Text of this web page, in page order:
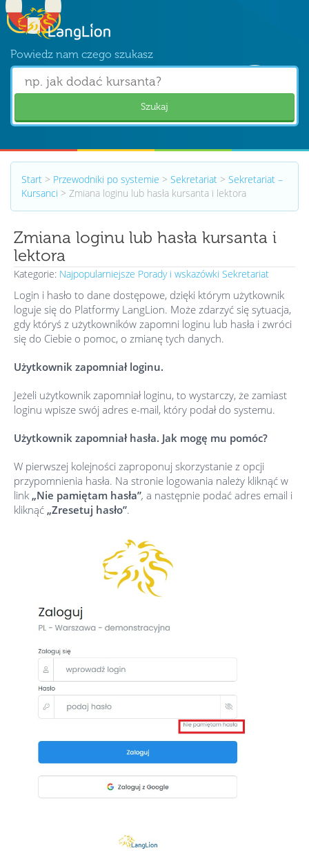
Powiedz nam czego szukasz
Szukaj
Start > Przewodniki po systemie > Sekretariat > Sekretariat –
Kursanci > Zmiana loginu lub hasła kursanta i lektora
Zmiana loginu lub hasła kursanta i
lektora
Kategorie: Najpopularniejsze Porady i wskazówki Sekretariat
Login i hasło to dane dostępowe, dzięki którym użytkownik
loguje się do Platformy LangLion. Może zdarzyć się sytuacja,
gdy któryś z użytkowników zapomni loginu lub hasła i zwróci
się do Ciebie o pomoc, o zmianę tych danych.
Użytkownik zapomniał loginu.
Jeżeli użytkownik zapomniał loginu, to wystarczy, że zamiast
loginu wpisze swój adres e-mail, który podał do systemu.
Użytkownik zapomniał hasła. Jak mogę mu pomóc?
W pierwszej kolejności zaproponuj skorzystanie z opcji
przypomnienia hasła. Na stronie logowania należy kliknąć w
link „Nie pamiętam hasła”, a następnie podać adres email i
kliknąć „Zresetuj hasło”.